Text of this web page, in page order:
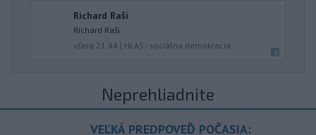
Richard Raši
Richard Raši
včera 21:44 | HLAS - sociálna demokracia
Neprehliadnite
VEĽKÁ PREDPOVEĎ POČASIA: